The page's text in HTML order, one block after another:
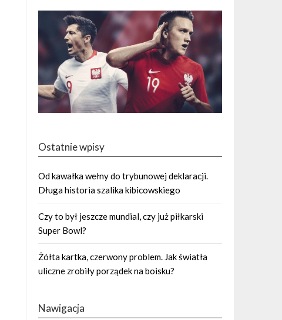
Ostatnie wpisy
Od kawałka wełny do trybunowej deklaracji.
Długa historia szalika kibicowskiego
Czy to był jeszcze mundial, czy już piłkarski
Super Bowl?
Żółta kartka, czerwony problem. Jak światła
uliczne zrobiły porządek na boisku?
Nawigacja